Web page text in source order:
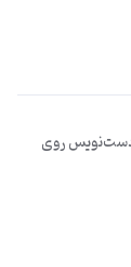
دست‌نویس روی